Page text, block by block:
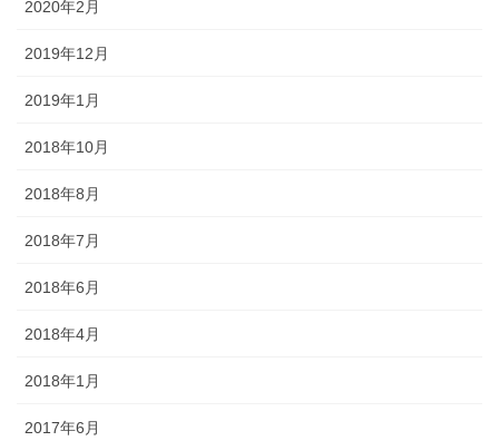
2020年2月
2019年12月
2019年1月
2018年10月
2018年8月
2018年7月
2018年6月
2018年4月
2018年1月
2017年6月